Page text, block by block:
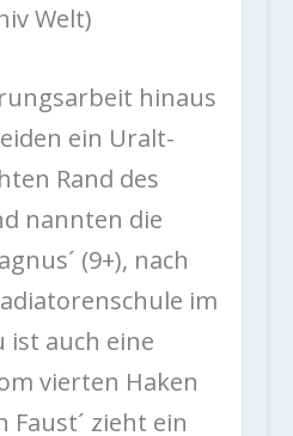
Welt)
hinaus
ein Uralt-
Rand des
nannten die
(9+), nach
im
ist auch eine
vierten Haken
Faust´ zieht ein